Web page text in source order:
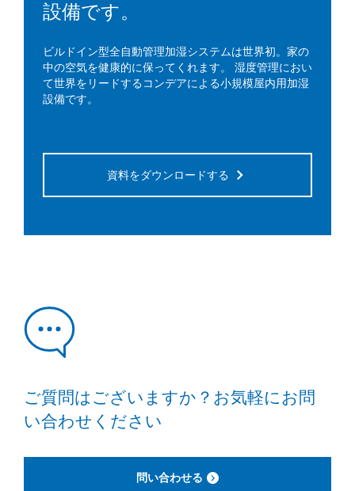
設備です。
ビルドイン型全自動管理加湿システムは世界初。家の
中の空気を健康的に保ってくれます。 湿度管理におい
て世界をリードするコンデアによる小規模屋内用加湿
設備です。
資料をダウンロードする
ご質問はございますか？お気軽にお問
い合わせください
問い合わせる